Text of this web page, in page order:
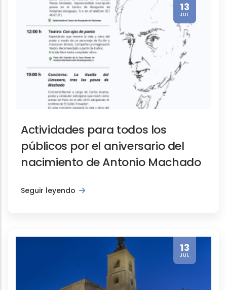
13
JUL
Actividades para todos los
públicos por el aniversario del
nacimiento de Antonio Machado
Seguir leyendo
13
JUL